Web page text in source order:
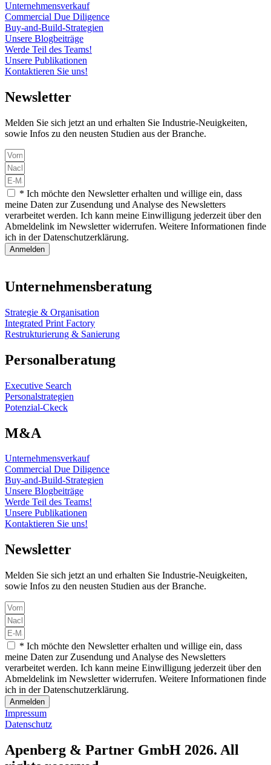
Unternehmensverkauf
Commercial Due Diligence
Buy-and-Build-Strategien
Unsere Blogbeiträge
Werde Teil des Teams!
Unsere Publikationen
Kontaktieren Sie uns!
Newsletter
Melden Sie sich jetzt an und erhalten Sie Industrie-Neuigkeiten,
sowie Infos zu den neusten Studien aus der Branche.
* Ich möchte den Newsletter erhalten und willige ein, dass
meine Daten zur Zusendung und Analyse des Newsletters
verarbeitet werden. Ich kann meine Einwilligung jederzeit über den
Abmeldelink im Newsletter widerrufen. Weitere Informationen finde
ich in der Datenschutzerklärung.
Anmelden
Unternehmensberatung
Strategie & Organisation
Integrated Print Factory
Restrukturierung & Sanierung
Personalberatung
Executive Search
Personalstrategien
Potenzial-Ckeck
M&A
Unternehmensverkauf
Commercial Due Diligence
Buy-and-Build-Strategien
Unsere Blogbeiträge
Werde Teil des Teams!
Unsere Publikationen
Kontaktieren Sie uns!
Newsletter
Melden Sie sich jetzt an und erhalten Sie Industrie-Neuigkeiten,
sowie Infos zu den neusten Studien aus der Branche.
* Ich möchte den Newsletter erhalten und willige ein, dass
meine Daten zur Zusendung und Analyse des Newsletters
verarbeitet werden. Ich kann meine Einwilligung jederzeit über den
Abmeldelink im Newsletter widerrufen. Weitere Informationen finde
ich in der Datenschutzerklärung.
Anmelden
Impressum
Datenschutz
Apenberg & Partner GmbH 2026. All